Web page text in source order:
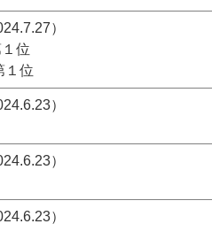
）
位
位
）
）
）